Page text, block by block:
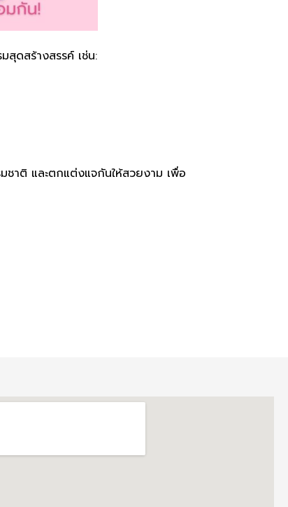
สุดสร้างสรรค์ เช่น:
าติ และตกแต่งแจกันให้สวยงาม เพื่อ